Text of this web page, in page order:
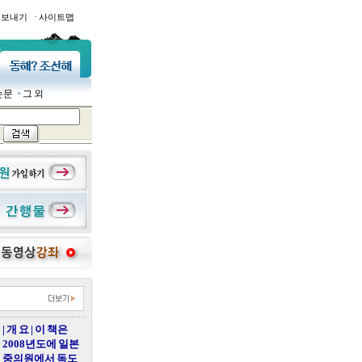
내기 · 사이트맵
문 그 외
| 개 요 | 이 책은
2008년도에 일본
중의원에서 독도